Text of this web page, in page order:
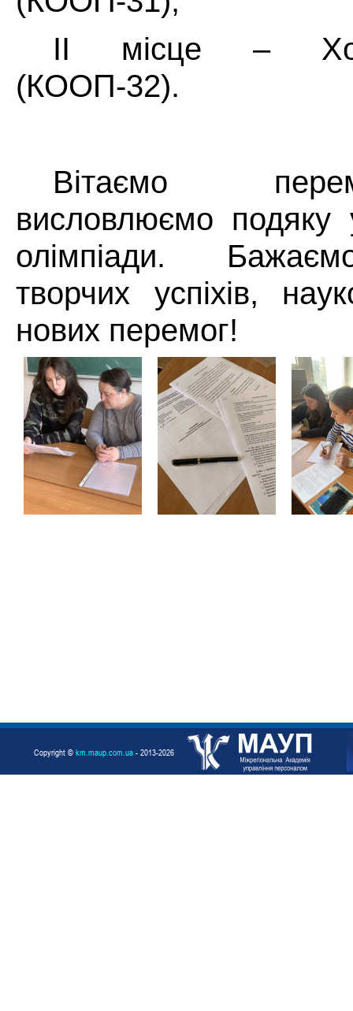
ІІ місце –
(КООП-32).
Вітаємо
висловлюємо подяку
олімпіади.
творчих успіхів,
нових перемог!
Copyright © km.maup.com.ua - 2013-2026